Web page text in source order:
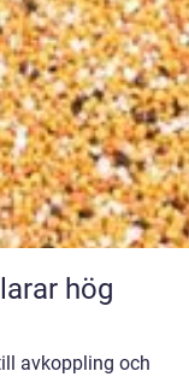
hög
avkoppling och